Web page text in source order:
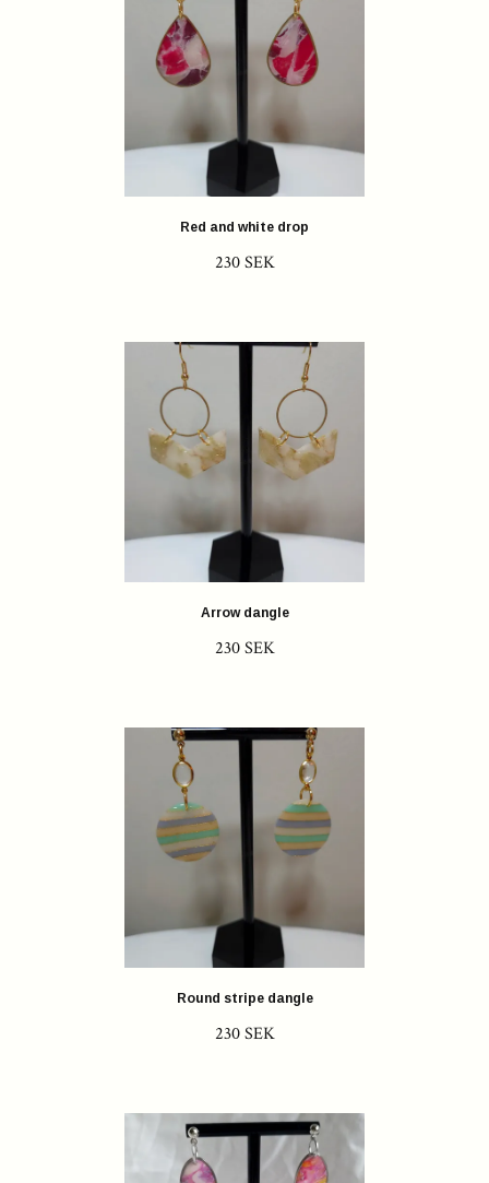
Red and white drop
230 SEK
Arrow dangle
230 SEK
Round stripe dangle
230 SEK